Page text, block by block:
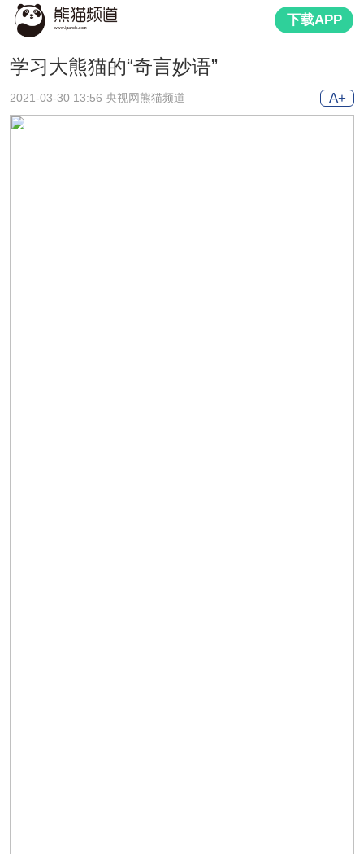
下载APP
学习大熊猫的“奇言妙语”
2021-03-30 13:56 央视网熊猫频道 A+